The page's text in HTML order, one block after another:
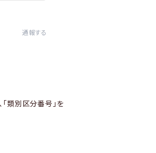
通報する
「類別区分番号」を